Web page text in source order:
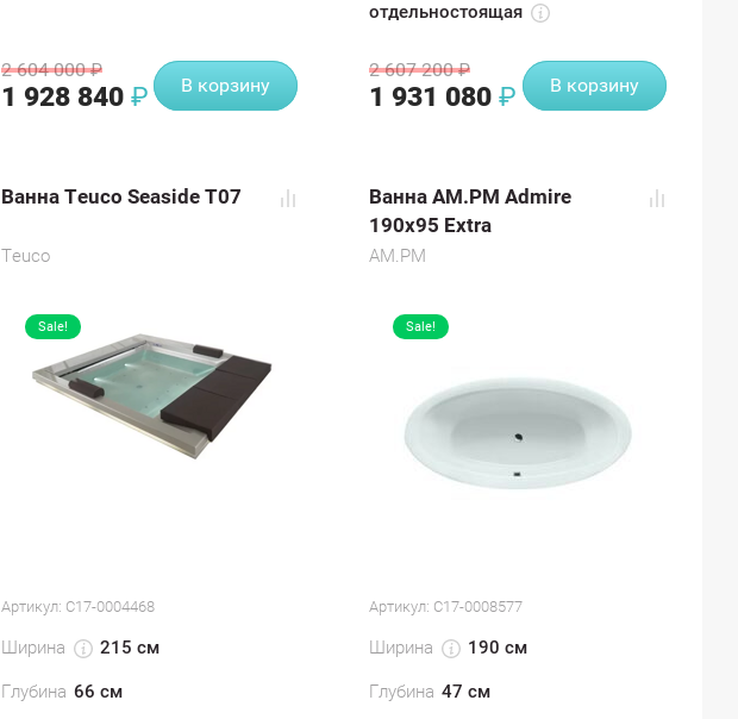
2 604 000 ₽
1 928 840 ₽ В корзину
отдельностоящая
2 607 200 ₽
1 931 080 ₽ В корзину
Ванна Teuco Seaside T07
Teuco
Sale!
Артикул: С17-0004468
Ширина 215 см
Глубина 66 см
Ванна AM.PM Admire
190x95 Extra
AM.PM
Sale!
Артикул: С17-0008577
Ширина 190 см
Глубина 47 см